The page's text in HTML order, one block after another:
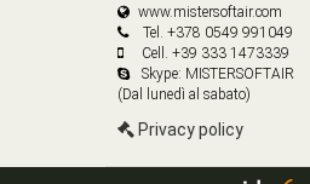
www.mistersoftair.com
Tel. +378 0549 991049
Cell. +39 333 1473339
Skype: MISTERSOFTAIR
(Dal lunedì al sabato)
Privacy policy